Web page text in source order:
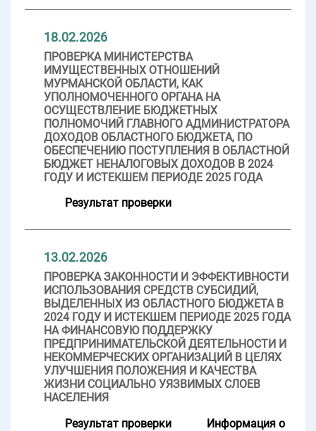
18.02.2026
ПРОВЕРКА МИНИСТЕРСТВА
ИМУЩЕСТВЕННЫХ ОТНОШЕНИЙ
МУРМАНСКОЙ ОБЛАСТИ, КАК
УПОЛНОМОЧЕННОГО ОРГАНА НА
ОСУЩЕСТВЛЕНИЕ БЮДЖЕТНЫХ
ПОЛНОМОЧИЙ ГЛАВНОГО АДМИНИСТРАТОРА
ДОХОДОВ ОБЛАСТНОГО БЮДЖЕТА, ПО
ОБЕСПЕЧЕНИЮ ПОСТУПЛЕНИЯ В ОБЛАСТНОЙ
БЮДЖЕТ НЕНАЛОГОВЫХ ДОХОДОВ В 2024
ГОДУ И ИСТЕКШЕМ ПЕРИОДЕ 2025 ГОДА
Результат проверки
13.02.2026
ПРОВЕРКА ЗАКОННОСТИ И ЭФФЕКТИВНОСТИ
ИСПОЛЬЗОВАНИЯ СРЕДСТВ СУБСИДИЙ,
ВЫДЕЛЕННЫХ ИЗ ОБЛАСТНОГО БЮДЖЕТА В
2024 ГОДУ И ИСТЕКШЕМ ПЕРИОДЕ 2025 ГОДА
НА ФИНАНСОВУЮ ПОДДЕРЖКУ
ПРЕДПРИНИМАТЕЛЬСКОЙ ДЕЯТЕЛЬНОСТИ И
НЕКОММЕРЧЕСКИХ ОРГАНИЗАЦИЙ В ЦЕЛЯХ
УЛУЧШЕНИЯ ПОЛОЖЕНИЯ И КАЧЕСТВА
ЖИЗНИ СОЦИАЛЬНО УЯЗВИМЫХ СЛОЕВ
НАСЕЛЕНИЯ
Результат проверки
Информация о